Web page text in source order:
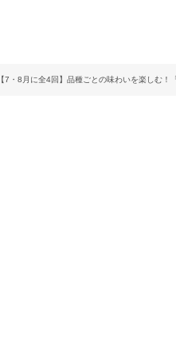
【7・8月に全4回】品種ごとの味わいを楽しむ！